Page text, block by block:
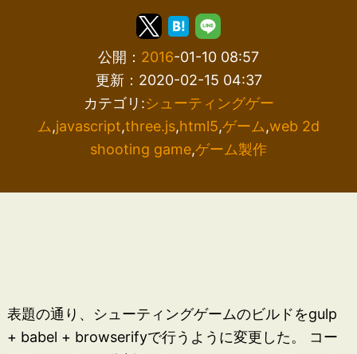
公開： 2016-01-10 08:57
更新：2020-02-15 04:37
カテゴリ:シューティングゲー
ム,javascript,three.js,html5,ゲーム,web 2d
shooting game,ゲーム製作
表題の通り、シューティングゲームのビルドをgulp
+ babel + browserifyで行うように変更した。 コー